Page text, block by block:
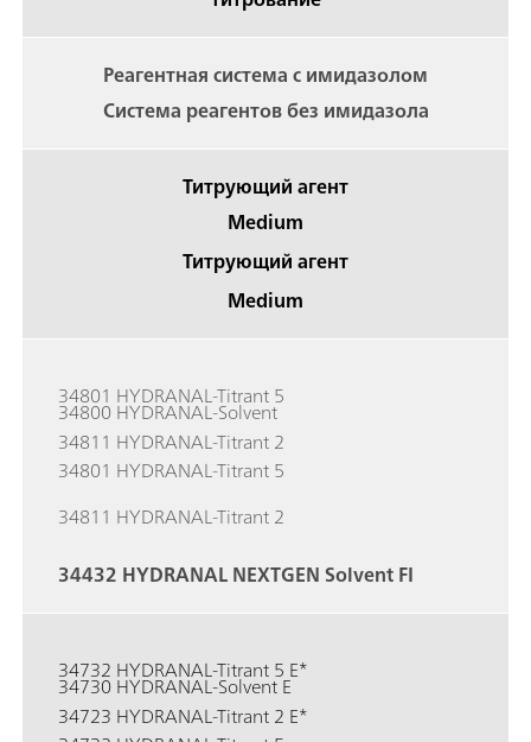
Реагентная система с имидазолом
Система реагентов без имидазола
Титрующий агент
Medium
Титрующий агент
Medium
34801 HYDRANAL-Titrant 5
34811 HYDRANAL-Titrant 2
34800 HYDRANAL-Solvent
34801 HYDRANAL-Titrant 5
34811 HYDRANAL-Titrant 2
34432 HYDRANAL NEXTGEN Solvent FI
34732 HYDRANAL-Titrant 5 E*
34723 HYDRANAL-Titrant 2 E*
34730 HYDRANAL-Solvent E